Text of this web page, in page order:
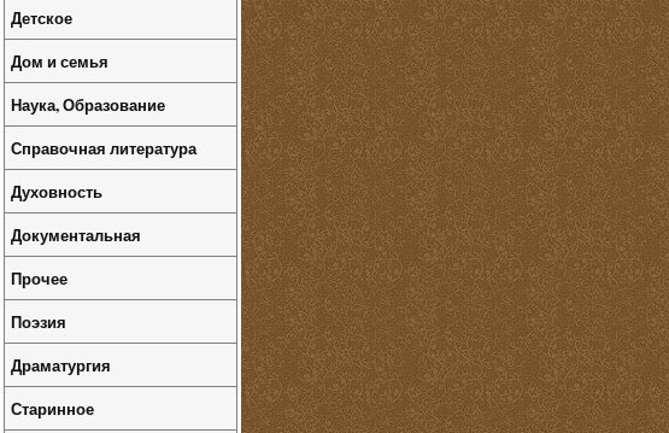
Детское
Дом и семья
Наука, Образование
Справочная литература
Духовность
Документальная
Прочее
Поэзия
Драматургия
Старинное